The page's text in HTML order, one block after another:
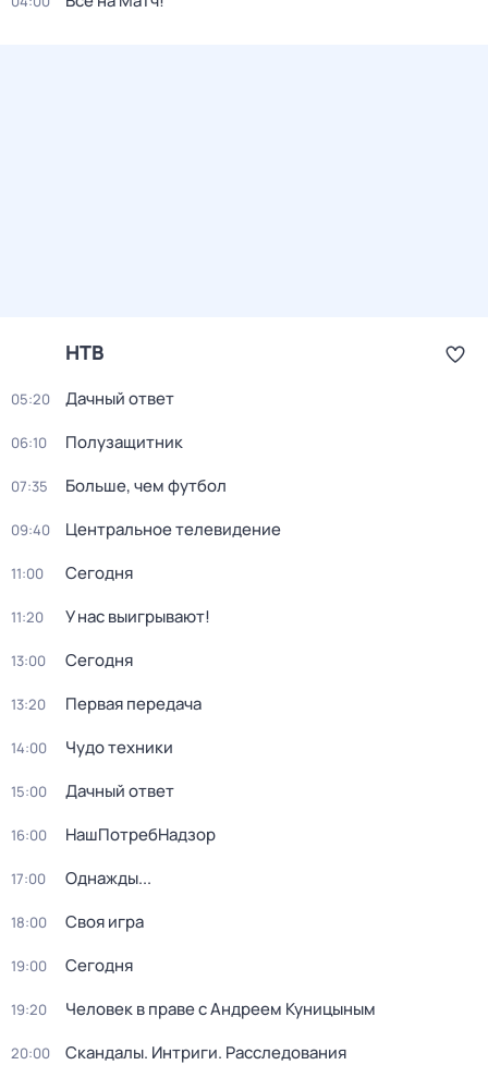
НТВ
05:20 Дачный ответ
06:10 Полузащитник
07:35 Больше, чем футбол
09:40 Центральное телевидение
11:00 Сегодня
11:20 У нас выигрывают!
13:00 Сегодня
13:20 Первая передача
14:00 Чудо техники
15:00 Дачный ответ
16:00 НашПотребНадзор
17:00 Однажды...
18:00 Своя игра
19:00 Сегодня
19:20 Человек в праве с Андреем Куницыным
20:00 Скандалы. Интриги. Расследования